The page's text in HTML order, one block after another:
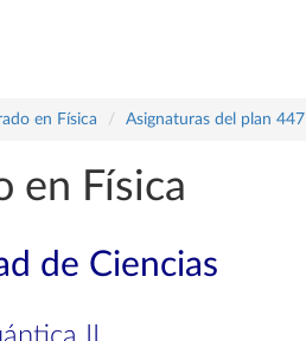
en Física Asignaturas del plan 447
en Física
de Ciencias